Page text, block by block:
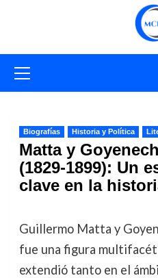
primario
Biografías Historia y Política
Matta y
(1829-1899): Un
clave en la
Guillermo Matta y
fue una figura
extendió tanto en el